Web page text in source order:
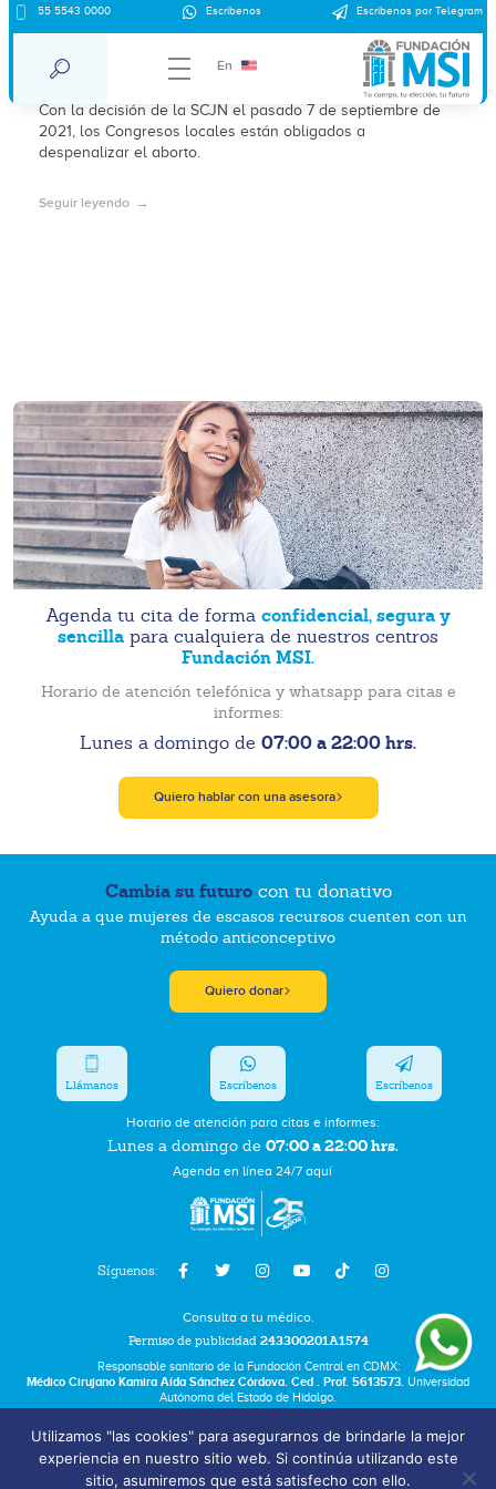
55 5543 0000 Escríbenos Escríbenos por Telegram
En
Despenalizar el aborto, deber de
Congresos locales
Con la decisión de la SCJN el pasado 7 de septiembre de
2021, los Congresos locales están obligados a
despenalizar el aborto.
Seguir leyendo
Agenda tu cita de forma confidencial, segura y
sencilla para cualquiera de nuestros centros
Fundación MSI.
Horario de atención telefónica y whatsapp para citas e
informes:
Lunes a domingo de 07:00 a 22:00 hrs.
Quiero hablar con una asesora
Cambia su futurocon tu donativo
Ayuda a que mujeres de escasos recursos cuenten con un
método anticonceptivo
Quiero donar
Síguenos:
Horario de atención para citas e informes:
Lunes a domingo de 07:00 a 22:00 hrs.
Agenda en línea 24/7 aquí
Llámanos Escríbenos Escríbenos
Consulta a tu médico.
Permiso de publicidad 243300201A1574
Responsable sanitario de la Fundación Central en CDMX:
Médico Cirujano Kamira Aída Sánchez Córdova. Ced . Prof. 5613573. Universidad
Autónoma del Estado de Hidalgo.
Términos y Condiciones
Bolsa de Trabajo
Utilizamos "las cookies" para asegurarnos de brindarle la mejor
experiencia en nuestro sitio web. Si continúa utilizando este
sitio, asumiremos que está satisfecho con ello.